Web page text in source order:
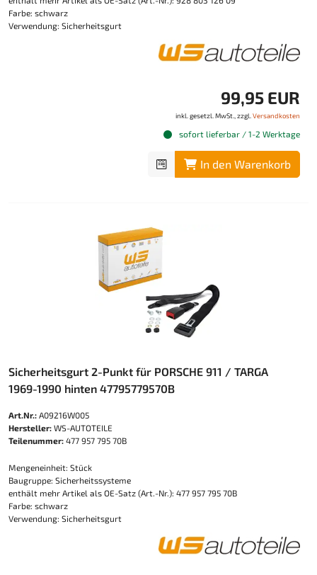
Farbe: schwarz
Verwendung: Sicherheitsgurt
99,95 EUR
inkl. gesetzl. MwSt., zzgl. Versandkosten
sofort lieferbar / 1-2 Werktage
In den Warenkorb
Sicherheitsgurt 2-Punkt für PORSCHE 911 / TARGA
1969-1990 hinten 47795779570B
Art.Nr.: A09216W005
Hersteller: WS-AUTOTEILE
Teilenummer: 477 957 795 70B
Mengeneinheit: Stück
Baugruppe: Sicherheitssysteme
enthält mehr Artikel als OE-Satz (Art.-Nr.): 477 957 795 70B
Farbe: schwarz
Verwendung: Sicherheitsgurt